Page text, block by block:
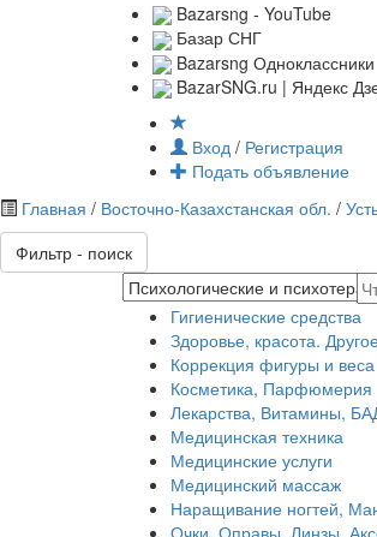
Bazarsng - YouTube
Базар СНГ
Bazarsng Одноклассники
BazarSNG.ru | Яндекс
Вход / Регистрация
Подать объявление
Главная / Восточно-Казахстанская обл. /
Фильтр - поиск
Гигиенические средства
Здоровье, красота.
Коррекция фигуры и веса
Косметика, Парфюмерия
Лекарства, Витамины,
Медицинская техника
Медицинские услуги
Медицинский массаж
Наращивание ногтей,